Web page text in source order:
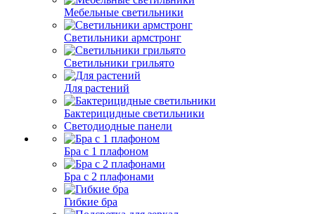
Мебельные светильники
Светильники армстронг
Светильники грильято
Для растений
Бактерицидные светильники
Светодиодные панели
Бра с 1 плафоном
Бра с 2 плафонами
Гибкие бра